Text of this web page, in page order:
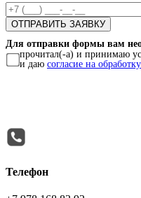
Для отправки формы вам
прочитал(-а) и принимаю
и даю согласие на обработку
Телефон